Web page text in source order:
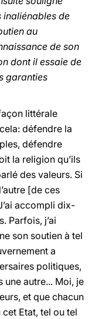
inaliénables de
au
de son
dont il essaie de
garanties
littérale
défendre la
défendre
la religion qu’ils
des valeurs. Si
[de ces
accompli dix-
Parfois, j’ai
son soutien à tel
a
politiques,
une autre... Moi, je
et que chacun
Etat, tel ou tel